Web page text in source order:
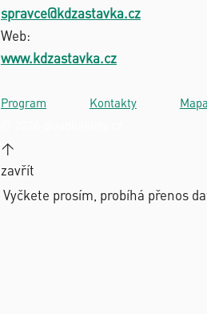
spravce@kdzastavka.cz
Web:
www.kdzastavka.cz
Program Kontakty·
↑
zavřít
Vyčkete prosím, probíhá přenos